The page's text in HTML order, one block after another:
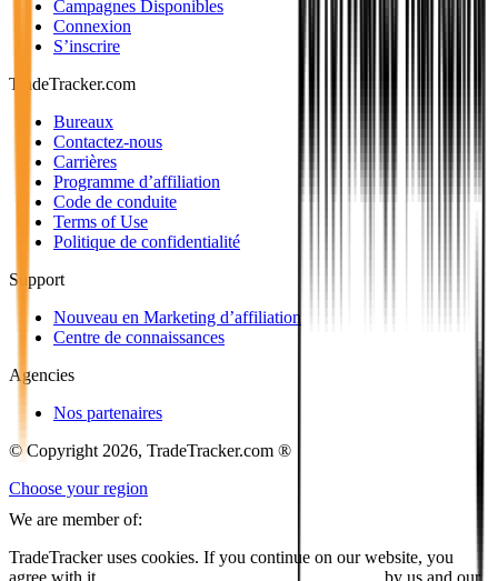
Campagnes Disponibles
Connexion
S’inscrire
TradeTracker.com
Bureaux
Contactez-nous
Carrières
Programme d’affiliation
Code de conduite
Terms of Use
Politique de confidentialité
Support
Nouveau en Marketing d’affiliation
Centre de connaissances
Agencies
Nos partenaires
© Copyright 2026, TradeTracker.com ®
Choose your region
We are member of:
TradeTracker uses cookies. If you continue on our website, you
agree with it
by us and our